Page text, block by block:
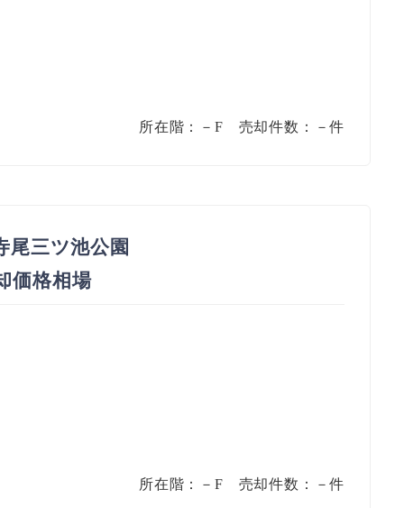
所在階：－F 売却件数：－件
尾三ツ池公園
価格相場
所在階：－F 売却件数：－件